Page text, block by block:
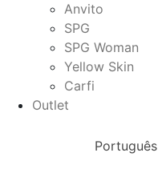
Anvito
SPG
SPG Woman
Yellow Skin
Carfi
Outlet
Português